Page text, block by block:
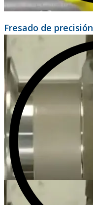
Fresado de precisión